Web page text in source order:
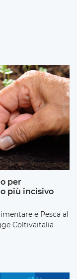
per
più incisivo
e Pesca al
Coltivaitalia